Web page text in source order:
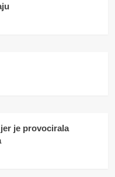
je provocirala